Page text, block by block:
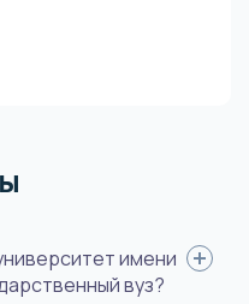
имени
вуз?